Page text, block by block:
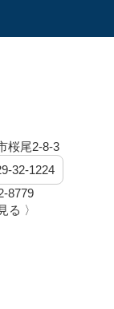
桜尾2-8-3
32-1224
8779
る 〉